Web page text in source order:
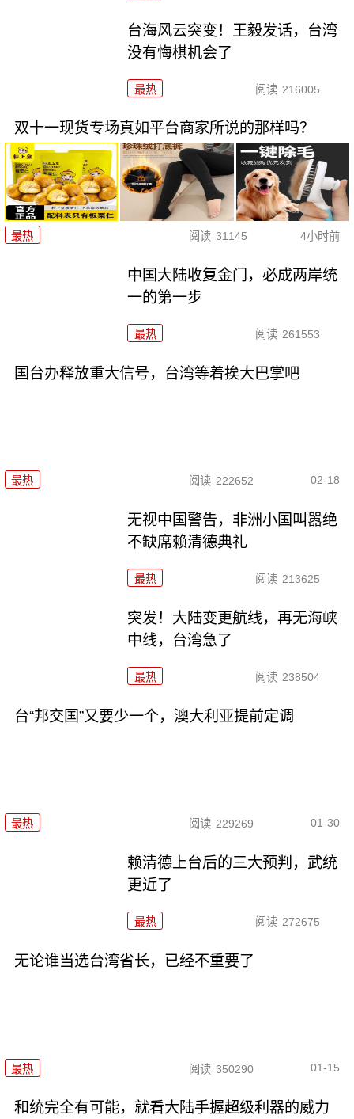
台海风云突变！王毅发话，台湾
没有悔棋机会了
最热 阅读 216005
双十一现货专场真如平台商家所说的那样吗？
最热 阅读 31145 4小时前
中国大陆收复金门，必成两岸统
一的第一步
最热 阅读 261553
国台办释放重大信号，台湾等着挨大巴掌吧
最热 阅读 222652 02-18
无视中国警告，非洲小国叫嚣绝
不缺席赖清德典礼
最热 阅读 213625
突发！大陆变更航线，再无海峡
中线，台湾急了
最热 阅读 238504
台“邦交国”又要少一个，澳大利亚提前定调
最热 阅读 229269 01-30
赖清德上台后的三大预判，武统
更近了
最热 阅读 272675
无论谁当选台湾省长，已经不重要了
最热 阅读 350290 01-15
和统完全有可能，就看大陆手握超级利器的威力